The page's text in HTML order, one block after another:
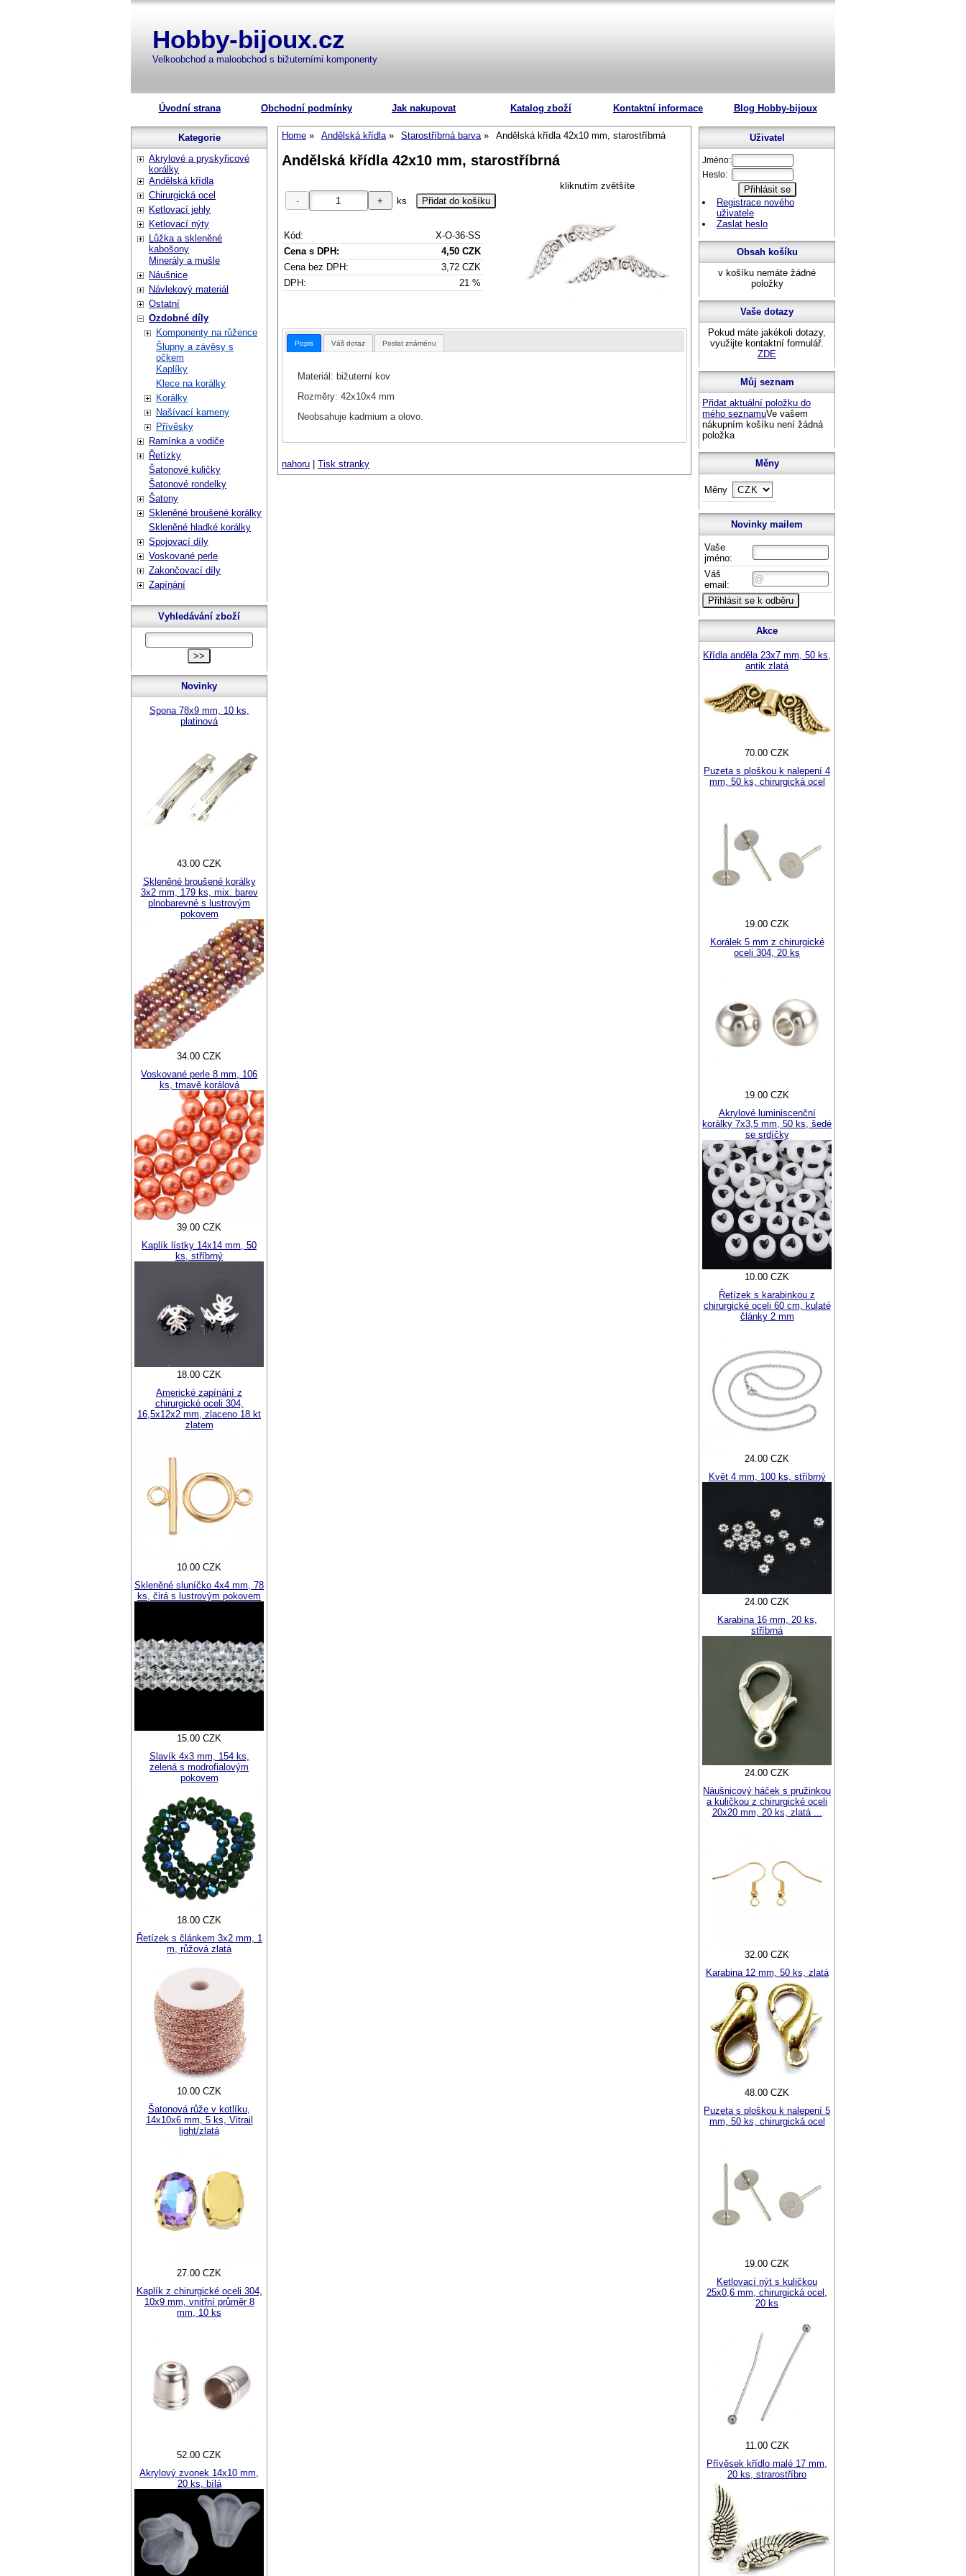
Hobby-bijoux.cz
Velkoobchod a maloobchod s bižuterními komponenty
Úvodní strana Obchodní podmínky Jak nakupovat Katalog zboží Kontaktní informace Blog Hobby-bijoux
Home Andělská křídla Starostříbrná barva Andělská křídla 42x10 mm, starostříbrná
Andělská křídla 42x10 mm, starostříbrná
kliknutím zvětšíte
ks
Kód:
X-O-36-SS
Cena s DPH:
4,50 CZK
Cena bez DPH:
3,72 CZK
DPH:
21 %
Popis Váš dotaz Poslat známénu
Materiál: bižuterní kov
Rozměry: 42x10x4 mm
Neobsahuje kadmium a olovo.
nahoru Tisk stranky
Kategorie
Akrylové a pryskyřicové
korálky
Andělská křídla
Chirurgická ocel
Ketlovací jehly
Ketlovací nýty
Lůžka a skleněné
kabošony
Minerály a mušle
Náušnice
Návlekový materiál
Ostatní
Ozdobné díly
Komponenty na růžence
Šlupny a závěsy s
očkem
Kaplíky
Klece na korálky
Korálky
Našívací kameny
Přívěsky
Ramínka a vodiče
Řetízky
Šatonové kuličky
Šatonové rondelky
Šatony
Skleněné broušené korálky
Skleněné hladké korálky
Spojovací díly
Voskované perle
Zakončovací díly
Zapínání
Vyhledávání zboží
Novinky
Spona 78x9 mm, 10 ks,
platinová
43.00 CZK
Skleněné broušené korálky
3x2 mm, 179 ks, mix. barev
plnobarevné s lustrovým
pokovem
34.00 CZK
Voskované perle 8 mm, 106
ks, tmavě korálová
39.00 CZK
Kaplík lístky 14x14 mm, 50
ks, stříbrný
18.00 CZK
Americké zapínání z
chirurgické oceli 304,
16,5x12x2 mm, zlaceno 18 kt
zlatem
10.00 CZK
Skleněné sluníčko 4x4 mm, 78
ks, čirá s lustrovým pokovem
15.00 CZK
Slavík 4x3 mm, 154 ks,
zelená s modrofialovým
pokovem
18.00 CZK
Řetízek s článkem 3x2 mm, 1
m, růžová zlatá
10.00 CZK
Šatonová růže v kotlíku,
14x10x6 mm, 5 ks, Vitrail
light/zlatá
27.00 CZK
Kaplík z chirurgické oceli 304,
10x9 mm, vnitřní průměr 8
mm, 10 ks
52.00 CZK
Akrylový zvonek 14x10 mm,
20 ks, bílá
Uživatel
Jméno:
Heslo:
Registrace nového
uživatele
Zaslat heslo
Obsah košíku
v košíku nemáte žádné
položky
Vaše dotazy
Pokud máte jakékoli dotazy,
využijte kontaktní formulář.
ZDE
Můj seznam
Přidat aktuální položku do
mého seznamuVe vašem
nákupním košíku není žádná
položka
Měny
Měny
Novinky mailem
Vaše
jméno:
Váš
email:
Akce
Křídla anděla 23x7 mm, 50 ks,
antik zlatá
70.00 CZK
Puzeta s ploškou k nalepení 4
mm, 50 ks, chirurgická ocel
19.00 CZK
Korálek 5 mm z chirurgické
oceli 304, 20 ks
19.00 CZK
Akrylové luminiscenční
korálky 7x3,5 mm, 50 ks, šedé
se srdíčky
10.00 CZK
Řetízek s karabinkou z
chirurgické oceli 60 cm, kulaté
články 2 mm
24.00 CZK
Květ 4 mm, 100 ks, stříbrný
24.00 CZK
Karabina 16 mm, 20 ks,
stříbrná
24.00 CZK
Náušnicový háček s pružinkou
a kuličkou z chirurgické oceli
20x20 mm, 20 ks, zlatá ...
32.00 CZK
Karabina 12 mm, 50 ks, zlatá
48.00 CZK
Puzeta s ploškou k nalepení 5
mm, 50 ks, chirurgická ocel
19.00 CZK
Ketlovací nýt s kuličkou
25x0,6 mm, chirurgická ocel,
20 ks
11.00 CZK
Přívěsek křídlo malé 17 mm,
20 ks, strarostříbro